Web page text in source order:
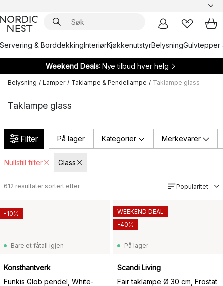
Servering & BorddekkingInteriørKjøkkenutstyrBelysningGulvtepper
Weekend Deals: Nye tilbud hver helg
Belysning / Lamper / Taklampe & Pendellampe / Taklampe glass
Taklampe glass
Filter På lager Kategorier Merkevarer
Nullstill filter Glass
612 resultater sortert etter Popularitet
Bare et fåtall igjen
Konsthantverk
Funkis Glob pendel, White-
-10%
På lager
Scandi Living
Fair taklampe Ø 30 cm, Frostat
WEEKEND DEAL
-40%